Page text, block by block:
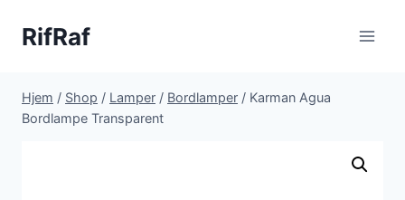
RifRaf
Hjem / Shop / Lamper / Bordlamper / Karman Agua
Bordlampe Transparent